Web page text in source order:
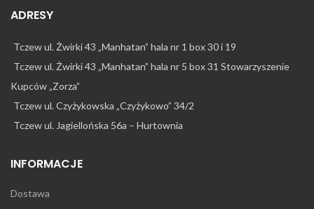
ADRESY
Tczew ul. Żwirki 43 „Manhatan” hala nr 1 box 30 i 19
Tczew ul. Żwirki 43 „Manhatan” hala nr 5 box 31 Stowarzyszenie
Kupców „Zorza”
Tczew ul. Czyżykowska „Czyżykowo” 34/2
Tczew ul. Jagiellońska 56a – Hurtownia
INFORMACJE
Dostawa